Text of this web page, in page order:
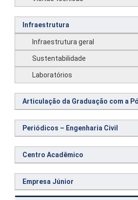
Infraestrutura
Infraestrutura geral
Sustentabilidade
Laboratórios
Articulação da Graduação com a
Periódicos – Engenharia Civil
Centro Acadêmico
Empresa Júnior